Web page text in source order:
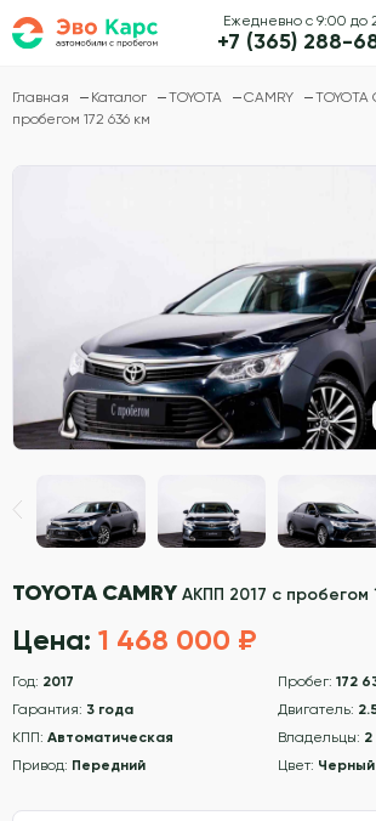
Ежедневно с 9:00 до
+7 (365) 288-
Главная Каталог TOYOTA CAMRY
пробегом 172 636 км
TOYOTA CAMRY АКПП 2017 с пробегом
Цена: 1 468 000 ₽
Год: 2017 Пробег: 172
Гарантия: 3 года Двигатель:
КПП: Автоматическая Владельцы:
Привод: Передний Цвет: Черный